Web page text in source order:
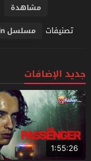
مشاهدة
تصنيفات مسلسل Human The World Within
جديد الإضافات
1:55:26